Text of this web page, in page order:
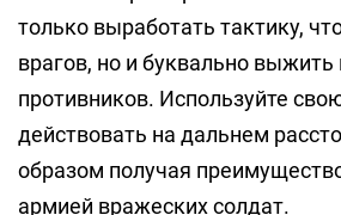
только выработать тактику,
врагов, но и буквально выжить
противников. Используйте
действовать на дальнем
образом получая
армией вражеских солдат.